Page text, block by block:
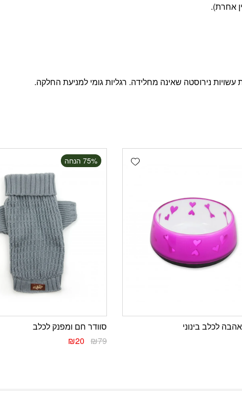
נירוסטה שאינה מחלידה. רגליות גומי למניעת החלקה.
Add wishlist
לכלב בינוני
‫75% הנחה
סוודר חם ומפנק לכלב
₪79
₪20